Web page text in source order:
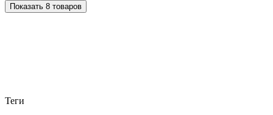
Показать 8 товаров
Теги